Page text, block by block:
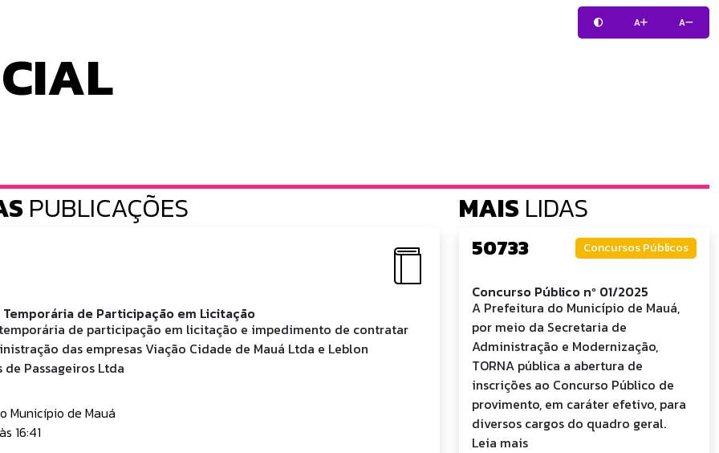
A A
PUBLICAÇÕES
Temporária de Participação em Licitação
de participação em licitação e impedimento de contratar
das empresas Viação Cidade de Mauá Ltda e Leblon
de Passageiros Ltda
Município de Mauá
16:41
MAISLIDAS
50733 Concursos Públicos
Concurso Público nº 01/2025
A Prefeitura do Município de Mauá,
por meio da Secretaria de
Administração e Modernização,
TORNA pública a abertura de
inscrições ao Concurso Público de
provimento, em caráter efetivo, para
diversos cargos do quadro geral.
Leia mais